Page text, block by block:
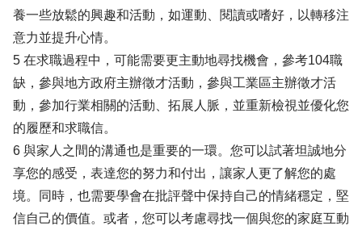
養一些放鬆的興趣和活動，如運動、閱讀或嗜好，以轉移注
意力並提升心情。
5 在求職過程中，可能需要更主動地尋找機會，參考104職
缺，參與地方政府主辦徵才活動，參與工業區主辦徵才活
動，參加行業相關的活動、拓展人脈，並重新檢視並優化您
的履歷和求職信。
6 與家人之間的溝通也是重要的一環。您可以試著坦誠地分
享您的感受，表達您的努力和付出，讓家人更了解您的處
境。同時，也需要學會在批評聲中保持自己的情緒穩定，堅
信自己的價值。或者，您可以考慮尋找一個與您的家庭互動